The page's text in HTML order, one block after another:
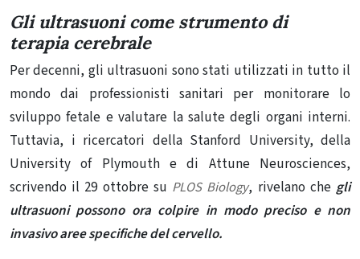
Gli ultrasuoni come strumento di
terapia cerebrale
Per decenni, gli ultrasuoni sono stati utilizzati in tutto il
mondo dai professionisti sanitari per monitorare lo
sviluppo fetale e valutare la salute degli organi interni.
Tuttavia, i ricercatori della Stanford University, della
University of Plymouth e di Attune Neurosciences,
scrivendo il 29 ottobre su PLOS Biology, rivelano chegli
ultrasuoni possono ora colpire in modo preciso e non
invasivo aree specifiche del cervello.